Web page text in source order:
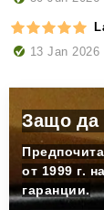
13 Jan 2026
Защо да
от 1999 г.
гаранции.